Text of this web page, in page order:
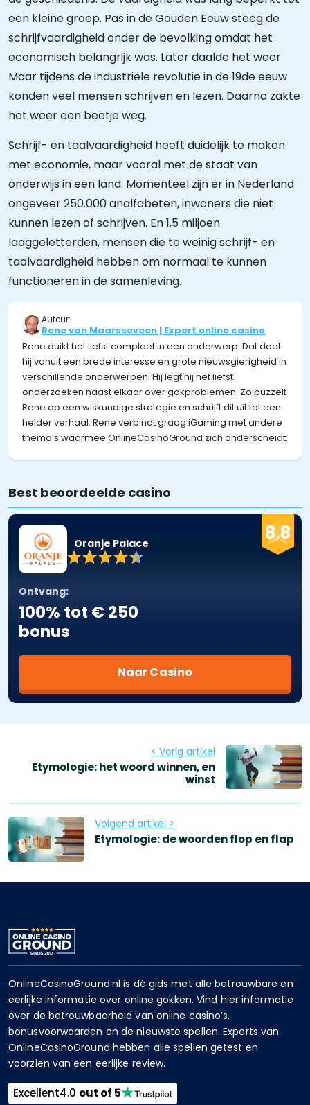
een kleine groep. Pas in de Gouden Eeuw steeg de
schrijfvaardigheid onder de bevolking omdat het
economisch belangrijk was. Later daalde het weer.
Maar tijdens de industriële revolutie in de 19de eeuw
konden veel mensen schrijven en lezen. Daarna zakte
het weer een beetje weg.
Schrijf- en taalvaardigheid heeft duidelijk te maken
met economie, maar vooral met de staat van
onderwijs in een land. Momenteel zijn er in Nederland
ongeveer 250.000 analfabeten, inwoners die niet
kunnen lezen of schrijven. En 1,5 miljoen
laaggeletterden, mensen die te weinig schrijf- en
taalvaardigheid hebben om normaal te kunnen
functioneren in de samenleving.
Auteur:
Rene van Maarsseveen | Expert online casino
Rene duikt het liefst compleet in een onderwerp. Dat doet
hij vanuit een brede interesse en grote nieuwsgierigheid in
verschillende onderwerpen. Hij legt hij het liefst
onderzoeken naast elkaar over gokproblemen. Zo puzzelt
Rene op een wiskundige strategie en schrijft dit uit tot een
helder verhaal. Rene verbindt graag iGaming met andere
thema’s waarmee OnlineCasinoGround zich onderscheidt.
Best beoordeelde casino
8,8
Oranje Palace
Ontvang:
100% tot € 250
bonus
Naar Casino
< Vorig artikel
Etymologie: het woord winnen, en
winst
Volgend artikel >
Etymologie: de woorden flop en flap
OnlineCasinoGround.nl is dé gids met alle betrouwbare en
eerlijke informatie over online gokken. Vind hier informatie
over de betrouwbaarheid van online casino’s,
bonusvoorwaarden en de nieuwste spellen. Experts van
OnlineCasinoGround hebben alle spellen getest en
voorzien van een eerlijke review.
Excellent4.0 out of 5